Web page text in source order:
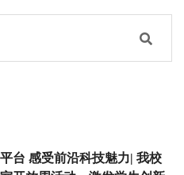
台 感受前沿科技魅力| 我校